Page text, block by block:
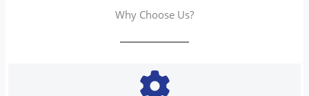
Why Choose Us?